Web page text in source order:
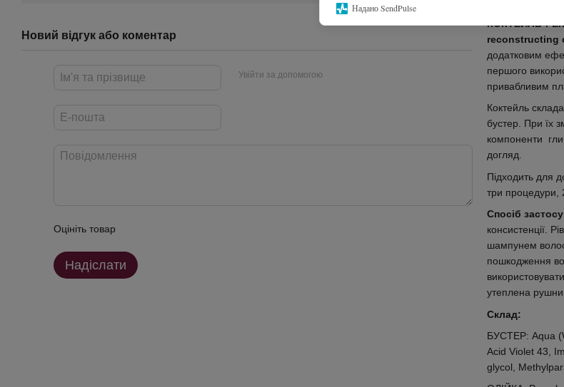
Надано SendPulse
Новий відгук або коментар
Увійти за допомогою
Оцініть товар
Надіслати
КОКТЕЙЛЬ-
reconstructing
додатковим
першого
привабливим
Коктейль
бустер. При їх
компоненти
догляд.
Підходить для
три процедури,
Спосіб
консистенції.
шампунем
пошкодження
утеплена
Склад:
БУСТЕР: Aqua
Acid Violet 43,
glycol,